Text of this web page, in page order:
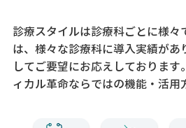
診療スタイルは診療科ごとに様々
は、様々な診療科に導入実績があ
してご要望にお応えしております。
ィカル革命ならではの機能・活用